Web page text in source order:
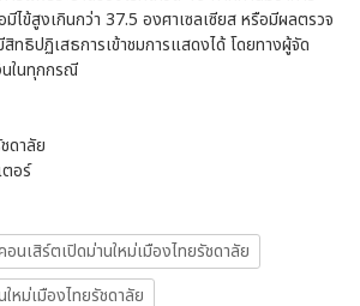
ไข้สูงเกินกว่า 37.5 องศาเซลเซียส หรือมีผลตรวจ
ทธิปฏิเสธการเข้าชมการแสดงได้ โดยทางผู้จัด
นในทุกกรณี
ดาลัย
ตอร์
อนเสิร์ตเปิดม่านใหม่เมืองไทยรัชดาลัย
ใหม่เมืองไทยรัชดาลัย